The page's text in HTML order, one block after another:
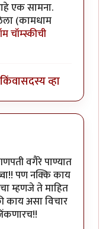
एक सामना.
(कामधाम
चॉम्स्कीची
किंवासदस्य व्हा
वगैरे पाण्यात
पण नक्कि काय
म्हणजे ते माहित
काय असा विचार